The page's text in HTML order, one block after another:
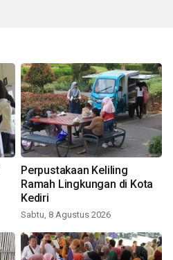
Perpustakaan Keliling
Ramah Lingkungan di Kota
Kediri
Sabtu, 8 Agustus 2026